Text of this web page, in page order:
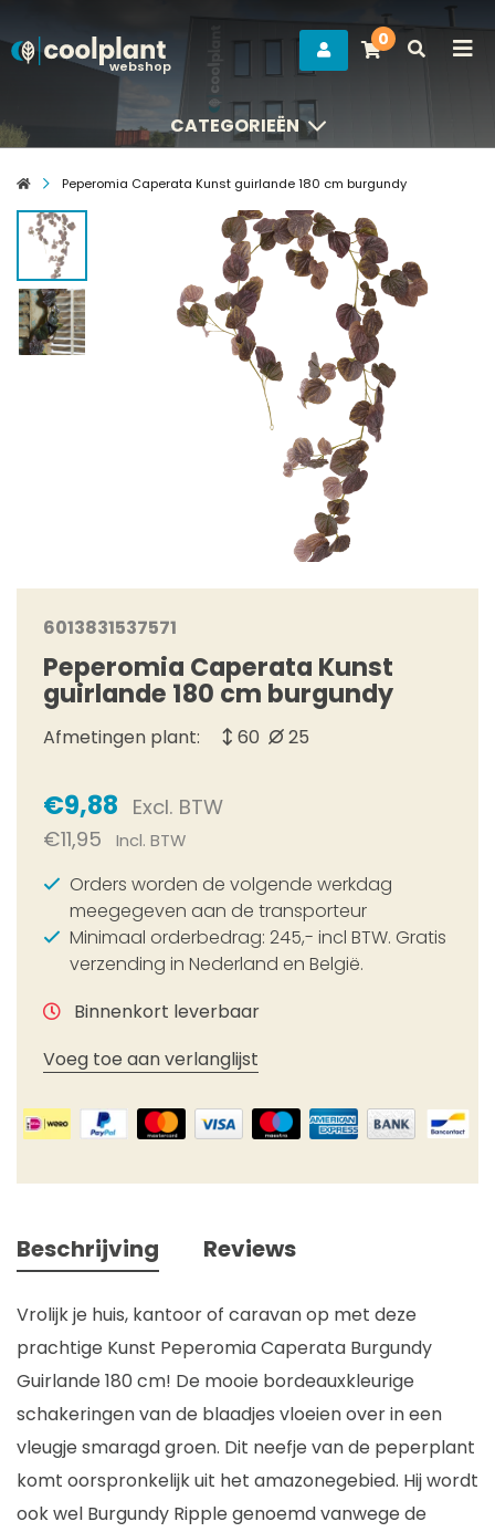
webshop
0
CATEGORIEËN
CATEGORIEËN
Peperomia Caperata Kunst guirlande 180 cm burgundy
6013831537571
Peperomia Caperata Kunst
guirlande 180 cm burgundy
Afmetingen plant: 60 25
€9,88 Excl. BTW
€11,95
Incl. BTW
Orders worden de volgende werkdag
meegegeven aan de transporteur
Minimaal orderbedrag: 245,- incl BTW. Gratis
verzending in Nederland en België.
Binnenkort leverbaar
Voeg toe aan verlanglijst
Beschrijving Reviews
Vrolijk je huis, kantoor of caravan op met deze
prachtige Kunst Peperomia Caperata Burgundy
Guirlande 180 cm! De mooie bordeauxkleurige
schakeringen van de blaadjes vloeien over in een
vleugje smaragd groen. Dit neefje van de peperplant
komt oorspronkelijk uit het amazonegebied. Hij wordt
ook wel Burgundy Ripple genoemd vanwege de